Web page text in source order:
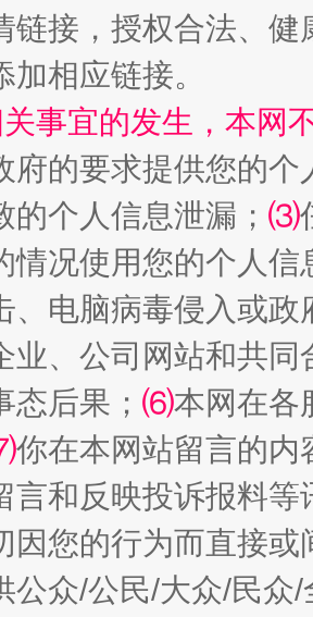
链接，授权合法、
相应链接。
事宜的发生，本网
府的要求提供您的个
的个人信息泄漏； ⑶
情况使用您的个人
、电脑病毒侵入或
业、公司网站和共
态后果； ⑹本网在各
你在本网站留言的内
言和反映投诉报料
因您的行为而直接
公众/公民/大众/民